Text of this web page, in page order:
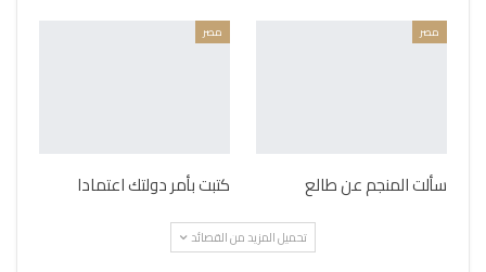
مصر
سألت المنجم عن طالع
مصر
كتبت بأمر دولتك اعتمادا
تحميل المزيد من القصائد